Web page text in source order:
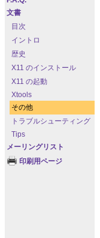
文書
目次
イントロ
歴史
X11 のインストール
X11 の起動
Xtools
その他
トラブルシューティング
Tips
メーリングリスト
印刷用ページ